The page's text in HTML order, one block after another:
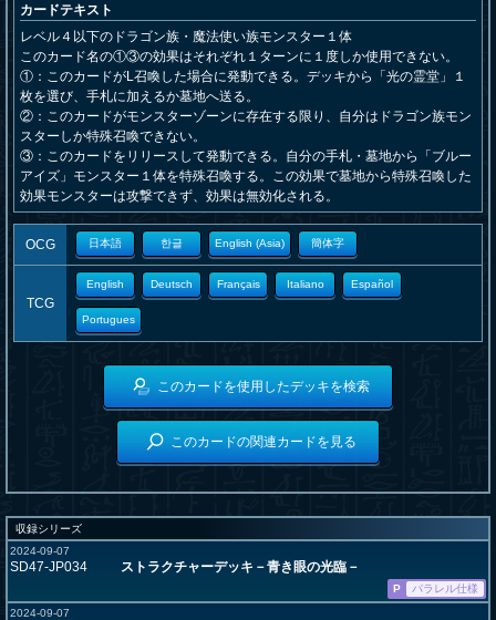
カードテキスト
レベル４以下のドラゴン族・魔法使い族モンスター１体
このカード名の①③の効果はそれぞれ１ターンに１度しか使用できない。
①：このカードがL召喚した場合に発動できる。デッキから「光の霊堂」１
枚を選び、手札に加えるか墓地へ送る。
②：このカードがモンスターゾーンに存在する限り、自分はドラゴン族モン
スターしか特殊召喚できない。
③：このカードをリリースして発動できる。自分の手札・墓地から「ブルー
アイズ」モンスター１体を特殊召喚する。この効果で墓地から特殊召喚した
効果モンスターは攻撃できず、効果は無効化される。
OCG 日本語 한글 English (Asia) 簡体字
TCG
English Deutsch Français Italiano Español
Portugues
このカードを使用したデッキを検索
このカードの関連カードを見る
収録シリーズ
2024-09-07
SD47-JP034 ストラクチャーデッキ－青き眼の光臨－
P
パラレル仕様
2024-09-07